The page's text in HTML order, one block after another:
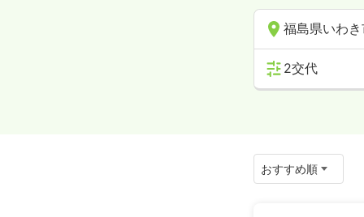
福島県いわ
2交代